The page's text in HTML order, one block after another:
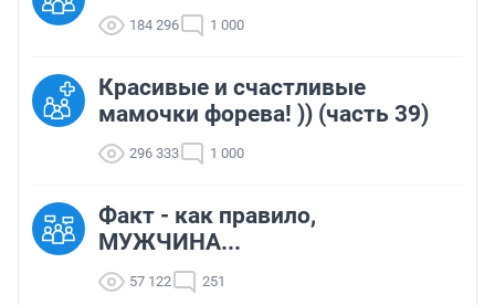
184 296 1 000
Красивые и счастливые
мамочки форева! )) (часть 39)
296 333 1 000
Факт - как правило,
МУЖЧИНА...
57 122 251